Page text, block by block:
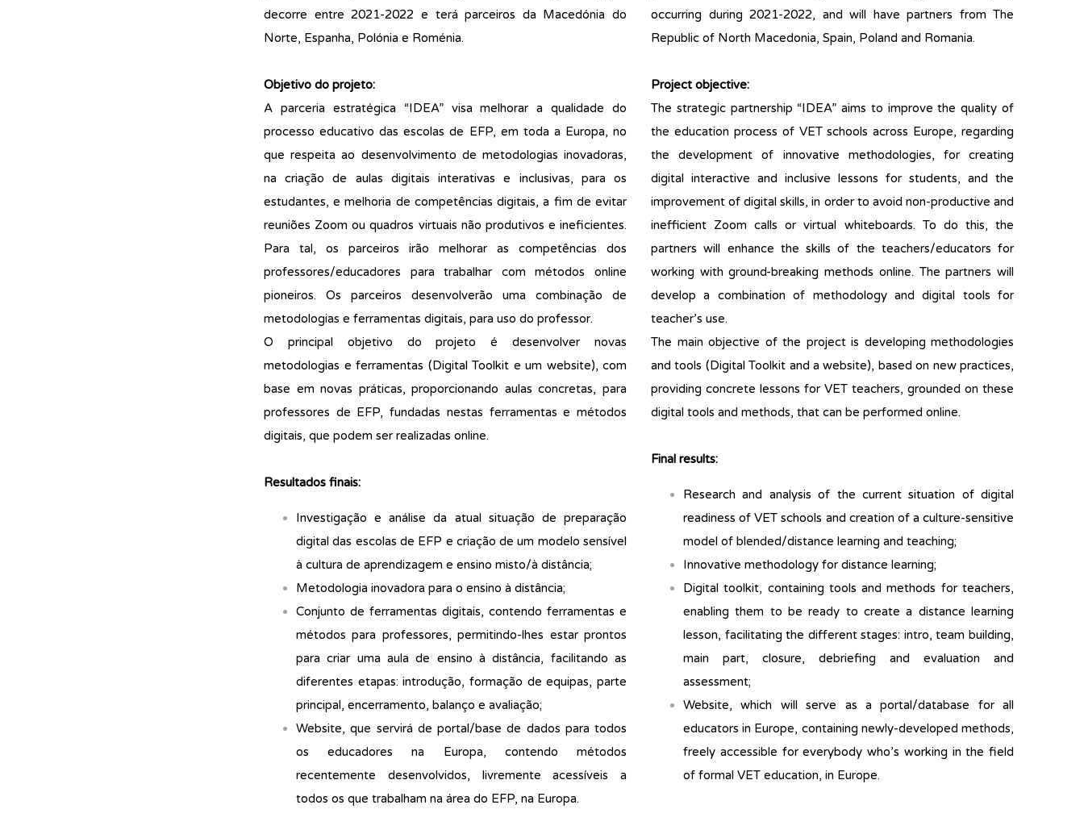
decorre entre 2021-2022 e terá parceiros da Macedónia do
Norte, Espanha, Polónia e Roménia.
Objetivo do projeto:
A parceria estratégica “IDEA” visa melhorar a qualidade do
processo educativo das escolas de EFP, em toda a Europa, no
que respeita ao desenvolvimento de metodologias inovadoras,
na criação de aulas digitais interativas e inclusivas, para os
estudantes, e melhoria de competências digitais, a fim de evitar
reuniões Zoom ou quadros virtuais não produtivos e ineficientes.
Para tal, os parceiros irão melhorar as competências dos
professores/educadores para trabalhar com métodos online
pioneiros. Os parceiros desenvolverão uma combinação de
metodologias e ferramentas digitais, para uso do professor.
O principal objetivo do projeto é desenvolver novas
metodologias e ferramentas (Digital Toolkit e um website), com
base em novas práticas, proporcionando aulas concretas, para
professores de EFP, fundadas nestas ferramentas e métodos
digitais, que podem ser realizadas online.
Resultados finais:
Investigação e análise da atual situação de preparação
digital das escolas de EFP e criação de um modelo sensível
à cultura de aprendizagem e ensino misto/à distância;
Metodologia inovadora para o ensino à distância;
Conjunto de ferramentas digitais, contendo ferramentas e
métodos para professores, permitindo-lhes estar prontos
para criar uma aula de ensino à distância, facilitando as
diferentes etapas: introdução, formação de equipas, parte
principal, encerramento, balanço e avaliação;
Website, que servirá de portal/base de dados para todos
os educadores na Europa, contendo métodos
recentemente desenvolvidos, livremente acessíveis a
todos os que trabalham na área do EFP, na Europa.
occurring during 2021-2022, and will have partners from The
Republic of North Macedonia, Spain, Poland and Romania.
Project objective:
The strategic partnership “IDEA” aims to improve the quality of
the education process of VET schools across Europe, regarding
the development of innovative methodologies, for creating
digital interactive and inclusive lessons for students, and the
improvement of digital skills, in order to avoid non-productive and
inefficient Zoom calls or virtual whiteboards. To do this, the
partners will enhance the skills of the teachers/educators for
working with ground-breaking methods online. The partners will
develop a combination of methodology and digital tools for
teacher’s use.
The main objective of the project is developing methodologies
and tools (Digital Toolkit and a website), based on new practices,
providing concrete lessons for VET teachers, grounded on these
digital tools and methods, that can be performed online.
Final results:
Research and analysis of the current situation of digital
readiness of VET schools and creation of a culture-sensitive
model of blended/distance learning and teaching;
Innovative methodology for distance learning;
Digital toolkit, containing tools and methods for teachers,
enabling them to be ready to create a distance learning
lesson, facilitating the different stages: intro, team building,
main part, closure, debriefing and evaluation and
assessment;
Website, which will serve as a portal/database for all
educators in Europe, containing newly-developed methods,
freely accessible for everybody who’s working in the field
of formal VET education, in Europe.